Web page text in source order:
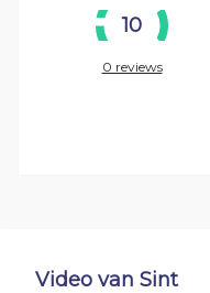
Video van Sint
10
0 reviews